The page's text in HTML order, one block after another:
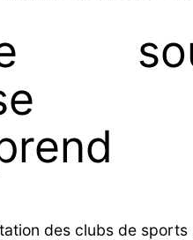
des clubs de sports